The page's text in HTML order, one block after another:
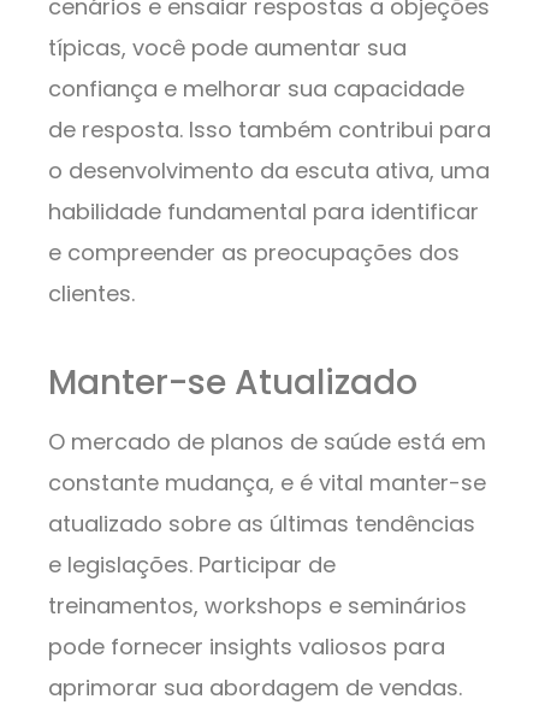
cenários e ensaiar respostas a objeções
típicas, você pode aumentar sua
confiança e melhorar sua capacidade
de resposta. Isso também contribui para
o desenvolvimento da escuta ativa, uma
habilidade fundamental para identificar
e compreender as preocupações dos
clientes.
Manter-se Atualizado
O mercado de planos de saúde está em
constante mudança, e é vital manter-se
atualizado sobre as últimas tendências
e legislações. Participar de
treinamentos, workshops e seminários
pode fornecer insights valiosos para
aprimorar sua abordagem de vendas.